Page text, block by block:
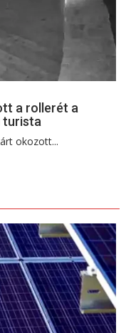
a rollerét a
turista
okozott...